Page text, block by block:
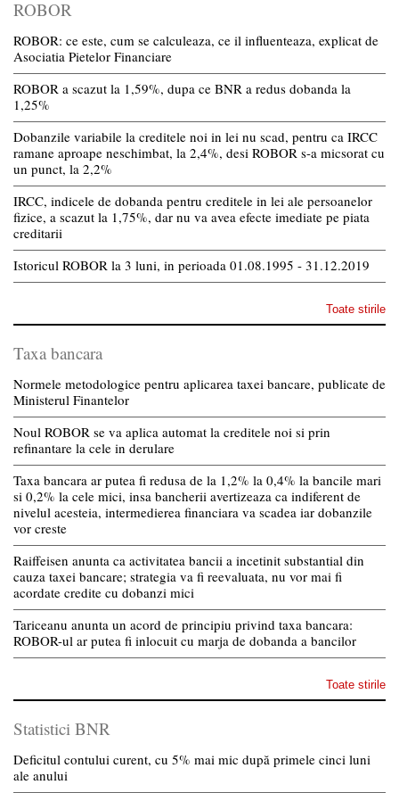
ROBOR
ROBOR: ce este, cum se calculeaza, ce il influenteaza, explicat de
Asociatia Pietelor Financiare
ROBOR a scazut la 1,59%, dupa ce BNR a redus dobanda la
1,25%
Dobanzile variabile la creditele noi in lei nu scad, pentru ca IRCC
ramane aproape neschimbat, la 2,4%, desi ROBOR s-a micsorat cu
un punct, la 2,2%
IRCC, indicele de dobanda pentru creditele in lei ale persoanelor
fizice, a scazut la 1,75%, dar nu va avea efecte imediate pe piata
creditarii
Istoricul ROBOR la 3 luni, in perioada 01.08.1995 - 31.12.2019
Toate stirile
Taxa bancara
Normele metodologice pentru aplicarea taxei bancare, publicate de
Ministerul Finantelor
Noul ROBOR se va aplica automat la creditele noi si prin
refinantare la cele in derulare
Taxa bancara ar putea fi redusa de la 1,2% la 0,4% la bancile mari
si 0,2% la cele mici, insa bancherii avertizeaza ca indiferent de
nivelul acesteia, intermedierea financiara va scadea iar dobanzile
vor creste
Raiffeisen anunta ca activitatea bancii a incetinit substantial din
cauza taxei bancare; strategia va fi reevaluata, nu vor mai fi
acordate credite cu dobanzi mici
Tariceanu anunta un acord de principiu privind taxa bancara:
ROBOR-ul ar putea fi inlocuit cu marja de dobanda a bancilor
Toate stirile
Statistici BNR
Deficitul contului curent, cu 5% mai mic după primele cinci luni
ale anului